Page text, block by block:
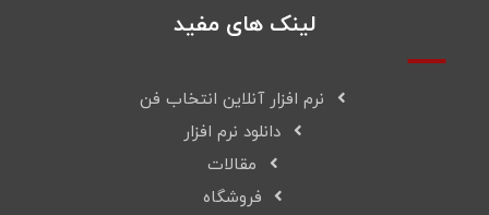
لینک های مفید
نرم افزار آنلاین انتخاب فن
دانلود نرم افزار
مقالات
فروشگاه